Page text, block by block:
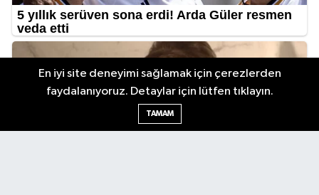
En iyi site deneyimi sağlamak için çerezlerden
faydalanıyoruz. Detaylar için lütfen tıklayın.
TAMAM